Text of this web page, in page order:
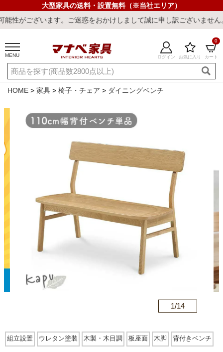
大型家具の送料・設置無料（※当社エリア）
ご迷惑をおかけしまして誠に申し訳ございません。
MENU ログイン お気に入り カート
0
ご利用ガイド 新規会員登録
店舗一覧 閲覧履歴
最短発送 冷感ラグ 冷感寝具 ワークデスク
ソファ
HOME 家具 椅子・チェア ダイニングベンチ
1/14
組立設置 ウレタン塗装 木製・木目調 板座面 木脚 背付きベンチ